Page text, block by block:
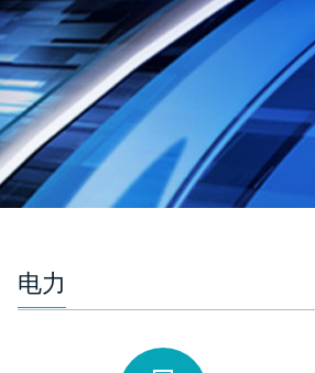
电力